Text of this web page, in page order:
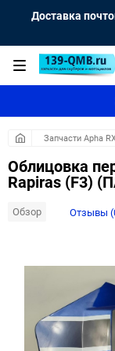
Доставка
Запчасти Apha
Облицовка
Rapiras (F3)
Обзор Отзывы